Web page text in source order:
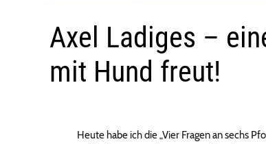
Axel Ladiges –
mit Hund freut!
Heute habe ich die „Vier Fragen an sechs